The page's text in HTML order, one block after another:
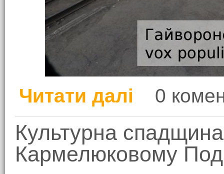
Читати далі про Гайворон:
0
Культурна
Кармелюковому